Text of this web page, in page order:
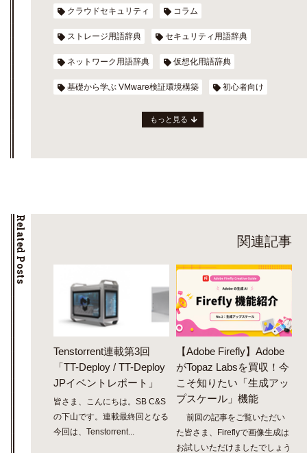
クラウドセキュリティ コラム
ストレージ用語辞典 セキュリティ用語辞典
ネットワーク用語辞典 仮想化用語辞典
基礎から学ぶ VMware検証環境構築 初心者向け
もっと見る
Related Posts 関連記事
Tenstorrent連載第3回
「TT-Deploy / TT-Deploy
JPイベントレポート」
皆さま、こんにちは。SB C&S
の下山です。連載最終回となる
今回は、Tenstorrent...
【Adobe Firefly】Adobe
がTopaz Labsを買収！今
こそ知りたい「生成アッ
プスケール」機能
前回の記事をご覧いただい
た皆さま、Fireflyで画像生成は
お試しいただけましたでしょう